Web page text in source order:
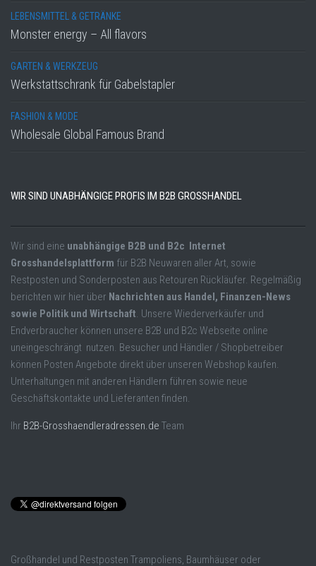
LEBENSMITTEL & GETRÄNKE
Monster energy – All flavors
GARTEN & WERKZEUG
Werkstattschrank für Gabelstapler
FASHION & MODE
Wholesale Global Famous Brand
WIR SIND UNABHÄNGIGE PROFIS IM B2B GROSSHANDEL
Wir sind eine unabhängige B2B und B2c Internet
Grosshandelsplattform für B2B Neuwaren aller Art, sowie
Restposten und Sonderposten aus Retouren Rückläufer. Regelmäßig
berichten wir hier über Nachrichten aus Handel, Finanzen-News
sowie Politik und Wirtschaft. Unsere Wiederverkäufer und
Endverbraucher können unsere B2B und B2c Webseite online
uneingeschrängt nutzen. Besucher und Händler / Shopbetreiber
können Posten Angebote direkt über unseren Webshop kaufen.
Unterhaltungen mit anderen Händlern führen sowie neue
Geschäftskontakte und Lieferanten finden.
Ihr B2B-Grosshaendleradressen.de Team
Großhandel und Restposten Trampoliens, Baumhäuser oder